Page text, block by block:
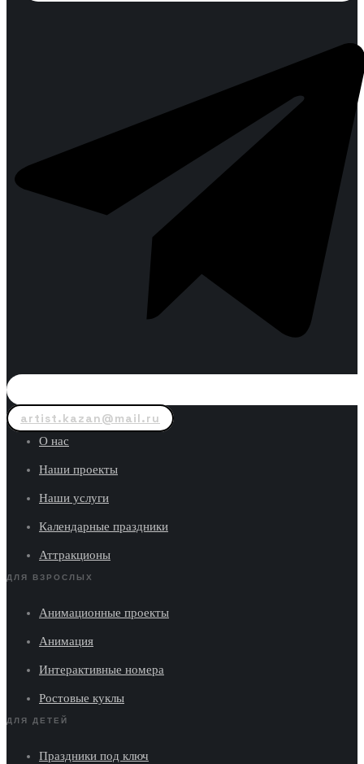
artist.kazan@mail.ru
О нас
Наши проекты
Наши услуги
Календарные праздники
Аттракционы
ДЛЯ ВЗРОСЛЫХ
Анимационные проекты
Анимация
Интерактивные номера
Ростовые куклы
ДЛЯ ДЕТЕЙ
Праздники под ключ